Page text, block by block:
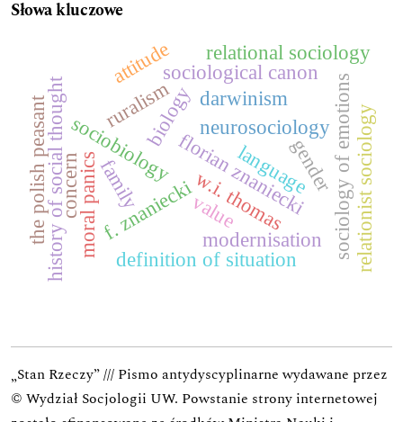
Słowa kluczowe
neurosociology
biology
sociobiology
history of social thought darwinism
w.i. thomas
f. znaniecki sociology of emotions
sociological canon
florian znaniecki
the polish peasant ruralism
gender
family
modernisation
moral panics value
attitude
definition of situation
relational sociology
relationist sociology
language
concern
„Stan Rzeczy” /// Pismo antydyscyplinarne wydawane przez
© Wydział Socjologii UW. Powstanie strony internetowej